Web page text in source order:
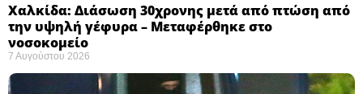
Χαλκίδα: Διάσωση 30χρονης μετά από πτώση από
την υψηλή γέφυρα – Μεταφέρθηκε στο
νοσοκομείο ​
7 Αυγούστου 2026